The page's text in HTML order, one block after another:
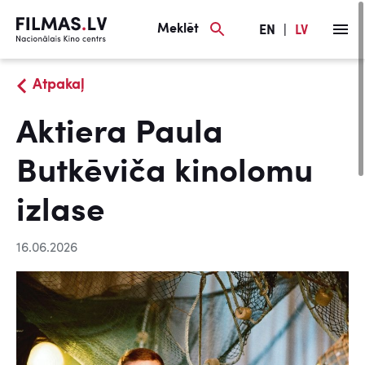
Meklēt EN LV
Atpakaļ
Aktiera Paula
Butkēviča kinolomu
izlase
16.06.2026